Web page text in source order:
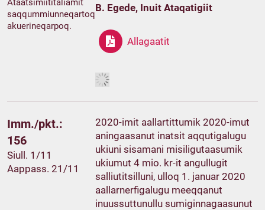
Ataatsimiititaliamit
saqqummiunneqartoq
akuerineqarpoq.
B. Egede, Inuit Ataqatigiit
Allagaatit
Imm./pkt.:
156
Siull. 1/11
Aappass. 21/11
2020-imit aallartittumik 2020-imut
aningaasanut inatsit aqqutigalugu
ukiuni sisamani misiligutaasumik
ukiumut 4 mio. kr-it angullugit
salliutitsilluni, ulloq 1. januar 2020
aallarnerfigalugu meeqqanut
inuussuttunullu sumiginnagaasunut